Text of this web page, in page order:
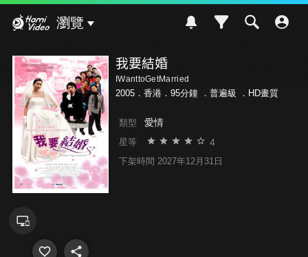
瀏覽
我要結婚
IWanttoGetMarried
2005．香港．95分鐘 ． 普遍級 ．HD畫質
類型 愛情
星等 4
下架時間 2027年12月31日